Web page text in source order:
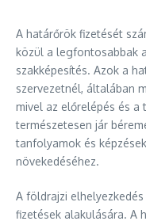
A határőrök fizetését
közül a legfontosabbak
szakképesítés. Azok a
szervezetnél, általában
mivel az előrelépés és a
természetesen jár
tanfolyamok és
növekedéséhez.
A földrajzi
fizetések alakulására. A